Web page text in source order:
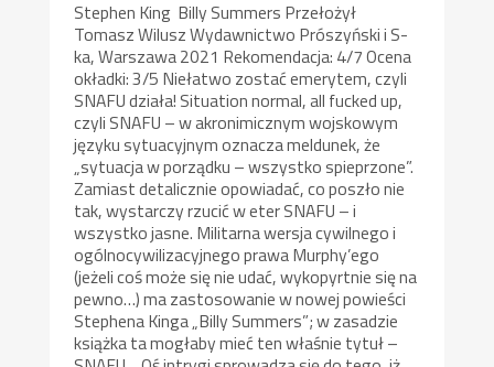
Stephen King Billy Summers Przełożył
Tomasz Wilusz Wydawnictwo Prószyński i S-
ka, Warszawa 2021 Rekomendacja: 4/7 Ocena
okładki: 3/5 Niełatwo zostać emerytem, czyli
SNAFU działa! Situation normal, all fucked up,
czyli SNAFU – w akronimicznym wojskowym
języku sytuacyjnym oznacza meldunek, że
„sytuacja w porządku – wszystko spieprzone”.
Zamiast detalicznie opowiadać, co poszło nie
tak, wystarczy rzucić w eter SNAFU – i
wszystko jasne. Militarna wersja cywilnego i
ogólnocywilizacyjnego prawa Murphy’ego
(jeżeli coś może się nie udać, wykopyrtnie się na
pewno…) ma zastosowanie w nowej powieści
Stephena Kinga „Billy Summers”; w zasadzie
książka ta mogłaby mieć ten właśnie tytuł –